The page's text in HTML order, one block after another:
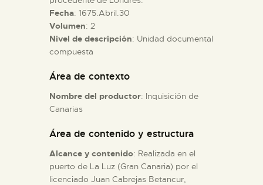
COLECCIONES
DIDÁCTICA
Fecha: 1675.Abril.30
Volumen: 2
Nivel de descripción: Unidad documental
compuesta
Área de contexto
Nombre del productor: Inquisición de
Canarias
Área de contenido y estructura
Alcance y contenido: Realizada en el
puerto de La Luz (Gran Canaria) por el
licenciado Juan Cabrejas Betancur,